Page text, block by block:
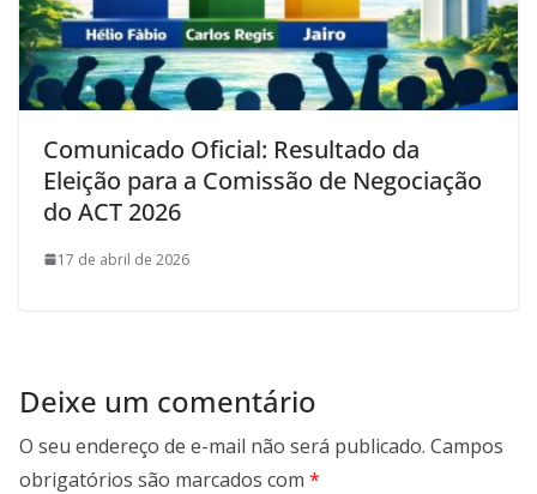
Comunicado Oficial: Resultado da
Eleição para a Comissão de Negociação
do ACT 2026
17 de abril de 2026
Deixe um comentário
O seu endereço de e-mail não será publicado. Campos
obrigatórios são marcados com *